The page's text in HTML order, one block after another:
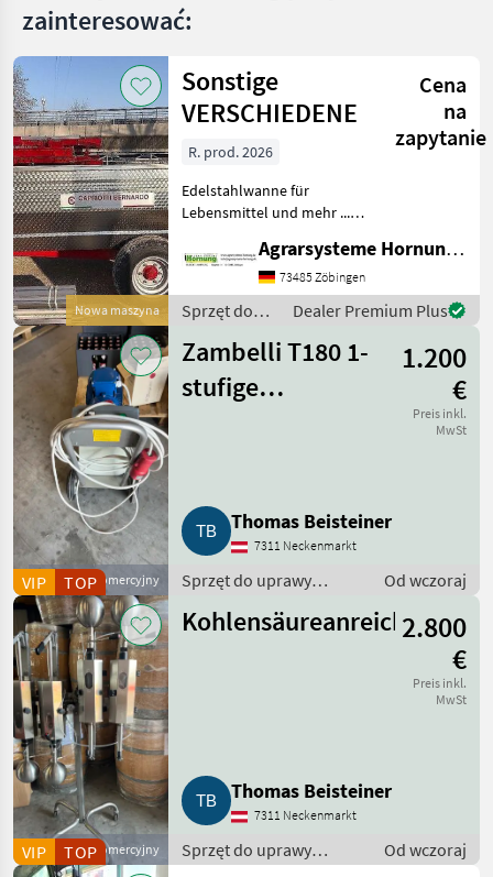
zainteresować:
Nowa maszyna
Sonstige
VERSCHIEDENE
Cena
na
zapytanie
R. prod. 2026
Edelstahlwanne für
Lebensmittel und mehr ...
Tridem Zweiachser mit
Drehschemel Sagen Sie uns
was Sie möchten Größe /
Breifung / Zubehör, dann
be
Agrarsysteme Hornung GmbH & Co. KG
73485 Zöbingen
Sprzęt do
winorośli /
Sonstige
Dealer Premium Plus
Dostawca komercyjny
VIP TOP
Zambelli T180 1-
stufige
1.200
€
Preis inkl.
MwSt
Thomas Beisteiner
7311 Neckenmarkt
Sprzęt do uprawy
winiarni
Od wczoraj
Dostawca komercyjny
VIP TOP
2.800
€
Preis inkl.
MwSt
Thomas Beisteiner
7311 Neckenmarkt
Sprzęt do uprawy
winorośli / Sprzęt dla
Od wczoraj